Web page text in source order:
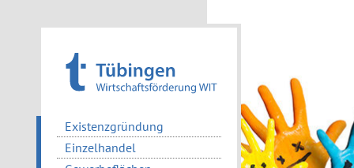
Existenzgründung
Einzelhandel